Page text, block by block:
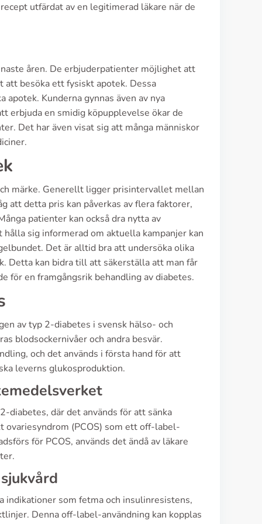
utfärdat av en legitimerad läkare när de
åren. De erbjuderpatienter möjlighet att
att besöka ett fysiskt apotek. Dessa
Kunderna gynnas även av nya
erbjuda en smidig köpupplevelse ökar de
Det har även visat sig att många människor
märke. Generellt ligger prisintervallet mellan
att detta pris kan påverkas av flera faktorer,
patienter kan också dra nytta av
sig informerad om aktuella kampanjer kan
Det är alltid bra att undersöka olika
Detta kan bidra till att säkerställa att man får
för en framgångsrik behandling av diabetes.
av typ 2-diabetes i svensk hälso- och
blodsockernivåer och andra besvär.
och det används i första hand för att
leverns glukosproduktion.
diabetes, där det används för att sänka
ovariesyndrom (PCOS) som ett off-label-
för PCOS, används det ändå av läkare
indikationer som fetma och insulinresistens,
Denna off-label-användning kan kopplas